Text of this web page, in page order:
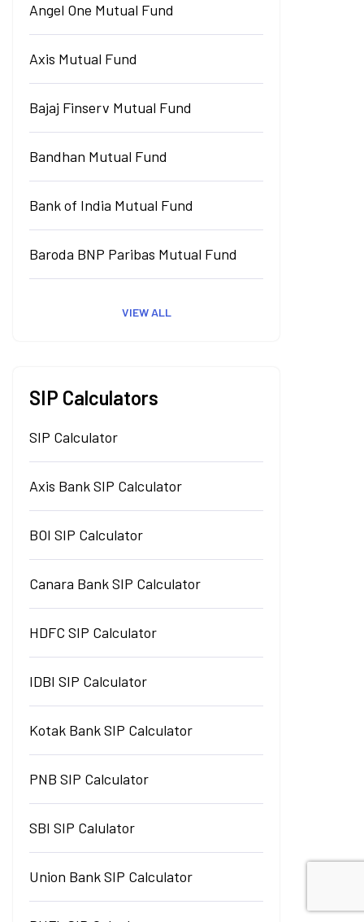
Angel One Mutual Fund
Axis Mutual Fund
Bajaj Finserv Mutual Fund
Bandhan Mutual Fund
Bank of India Mutual Fund
Baroda BNP Paribas Mutual Fund
VIEW ALL
SIP Calculators
SIP Calculator
Axis Bank SIP Calculator
BOI SIP Calculator
Canara Bank SIP Calculator
HDFC SIP Calculator
IDBI SIP Calculator
Kotak Bank SIP Calculator
PNB SIP Calculator
SBI SIP Calulator
Union Bank SIP Calculator